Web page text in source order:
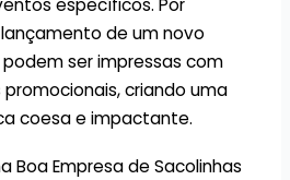
de um novo
ser impressas com
criando uma
coesa e impactante.
Boa Empresa de Sacolinhas